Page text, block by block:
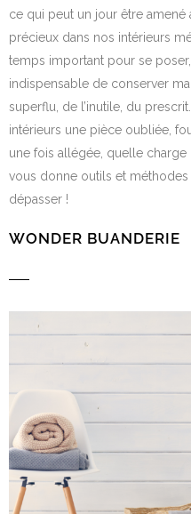
ce qui peut un jour être
précieux dans nos intérieurs
temps important pour se
indispensable de conserver
superflu, de l’inutile, du
intérieurs une pièce oubliée,
une fois allégée, quelle
vous donne outils et
dépasser !
WONDER BUANDERIE